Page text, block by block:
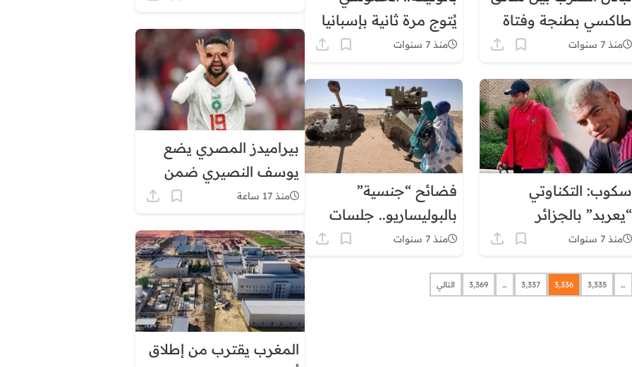
طاكسي بطنجة وفتاة
بعد أن كسرت له الزجاج
منذ 7 سنوات
يُتوج مرة ثانية بإسبانيا
منذ 7 سنوات
سكوب: التكناوتي
“يعربد” بالجزائر
ويغضب لقجع
منذ 7 سنوات
فضائح “جنسية”
بالبوليساريو.. جلسات
سرية ساخنة
منذ 7 سنوات
… 3٬335 3٬336 3٬337 … 3٬369 التالي
بيراميدز المصري يضع
يوسف النصيري ضمن
أولوياته الهجومية
منذ 17 ساعة
المغرب يقترب من إطلاق